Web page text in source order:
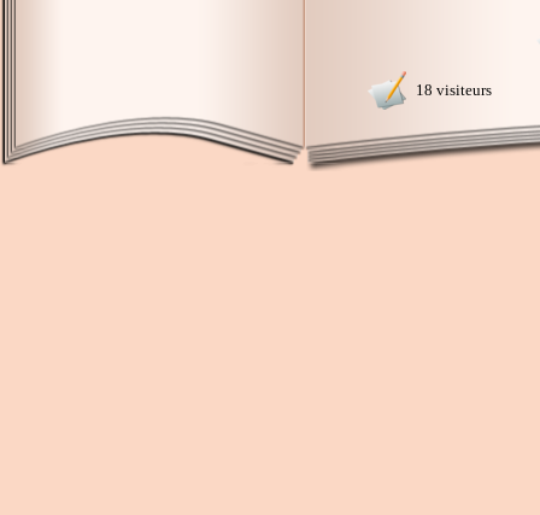
18 visiteurs